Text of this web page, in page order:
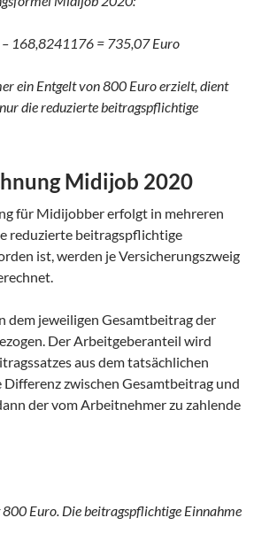
168,8241176 = 735,07 Euro
ein Entgelt von 800 Euro erzielt, dient
die reduzierte beitragspflichtige
Midijob 2020
für Midijobber erfolgt in mehreren
reduzierte beitragspflichtige
ist, werden je Versicherungszweig
dem jeweiligen Gesamtbeitrag der
Der Arbeitgeberanteil wird
aus dem tatsächlichen
zwischen Gesamtbeitrag und
der vom Arbeitnehmer zu zahlende
Euro. Die beitragspflichtige Einnahme